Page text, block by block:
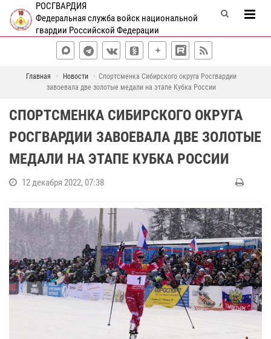
РОСГВАРДИЯ
Федеральная служба войск национальной
гвардии Российской Федерации
Главная Новости
Спортсменка Сибирского округа Росгвардии
завоевала две золотые медали на этапе Кубка России
СПОРТСМЕНКА СИБИРСКОГО ОКРУГА
РОСГВАРДИИ ЗАВОЕВАЛА ДВЕ ЗОЛОТЫЕ
МЕДАЛИ НА ЭТАПЕ КУБКА РОССИИ
12 декабря 2022, 07:38